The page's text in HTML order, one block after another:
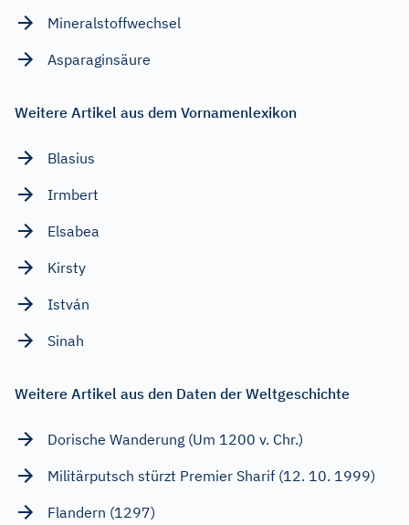
Mineralstoffwechsel
Asparaginsäure
Weitere Artikel aus dem Vornamenlexikon
Blasius
Irmbert
Elsabea
Kirsty
István
Sinah
Weitere Artikel aus den Daten der Weltgeschichte
Dorische Wanderung (Um 1200 v. Chr.)
Militärputsch stürzt Premier Sharif (12. 10. 1999)
Flandern (1297)